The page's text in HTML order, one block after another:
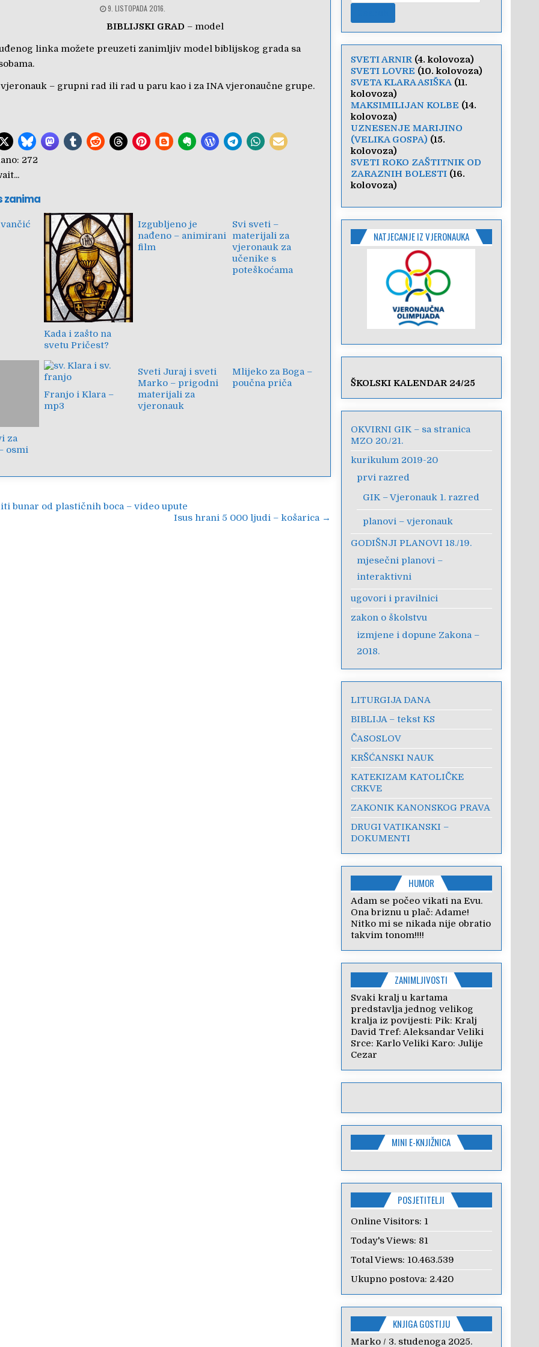
9. LISTOPADA 2016.
BIBLIJSKI GRAD – model
linka možete preuzeti zanimljiv model biblijskog grada sa
– grupni rad ili rad u paru kao i za INA vjeronaučne grupe.
272
zanima
Kada i zašto na
svetu Pričest?
Izgubljeno je
nađeno – animirani
film
Svi sveti –
materijali za
vjeronauk za
učenike s
poteškoćama
za
osmi
Franjo i Klara –
mp3
Sveti Juraj i sveti
Marko – prigodni
materijali za
vjeronauk
Mlijeko za Boga –
poučna priča
bunar od plastičnih boca – video upute
Isus hrani 5 000 ljudi – košarica →
SVETI ARNIR(4. kolovoza)
SVETI LOVRE (10. kolovoza)
SVETA KLARA ASIŠKA(11.
kolovoza)
MAKSIMILIJAN KOLBE (14.
kolovoza)
UZNESENJE MARIJINO
(VELIKA GOSPA) (15.
kolovoza)
SVETI ROKO ZAŠTITNIK OD
ZARAZNIH BOLESTI(16.
kolovoza)
NATJECANJE IZ VJERONAUKA
ŠKOLSKI KALENDAR 24/25
OKVIRNI GIK – sa stranica
MZO 20./21.
kurikulum 2019-20
prvi razred
GIK – Vjeronauk 1. razred
planovi – vjeronauk
GODIŠNJI PLANOVI 18./19.
mjesečni planovi –
interaktivni
ugovori i pravilnici
zakon o školstvu
izmjene i dopune Zakona –
2018.
LITURGIJA DANA
BIBLIJA – tekst KS
ČASOSLOV
KRŠĆANSKI NAUK
KATEKIZAM KATOLIČKE
CRKVE
ZAKONIK KANONSKOG PRAVA
DRUGI VATIKANSKI –
DOKUMENTI
HUMOR
Adam se počeo vikati na Evu.
Ona briznu u plač: Adame!
Nitko mi se nikada nije obratio
takvim tonom!!!!
ZANIMLJIVOSTI
Svaki kralj u kartama
predstavlja jednog velikog
kralja iz povijesti: Pik: Kralj
David Tref: Aleksandar Veliki
Srce: Karlo Veliki Karo: Julije
Cezar
MINI E-KNJIŽNICA
POSJETITELJI
Online Visitors: 1
Today's Views: 81
Total Views: 10.463.539
Ukupno postova: 2.420
KNJIGA GOSTIJU
Marko/ 3. studenoga 2025.
Anica/ 7. veljače 2024.